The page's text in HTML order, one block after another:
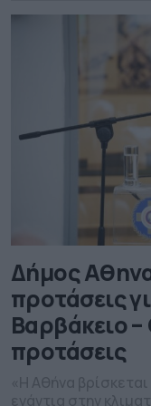
κλιματική κρίση
αυτοδιοίκησης-
στρατηγική για […]
Δήμος
προτάσεις
Βαρβάκειο –
προτάσεις